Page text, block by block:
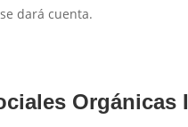
dará cuenta.
Orgánicas I